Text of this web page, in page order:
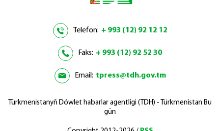
Telefon: + 993 (12) 92 12 12
Faks: + 993 (12) 92 52 30
Email: tpress@tdh.gov.tm
Türkmenistanyň Döwlet habarlar agentligi (TDH) - Türkmenistan Bu
gün